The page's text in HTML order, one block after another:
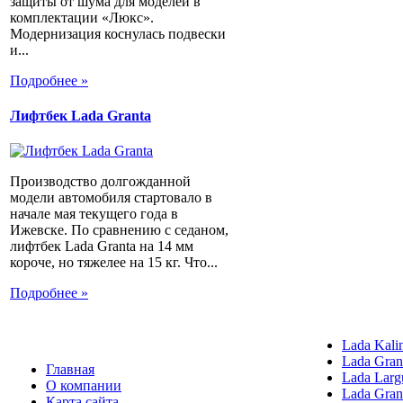
комплектации «Люкс».
Модернизация коснулась подвески
и...
Подробнее »
Лифтбек Lada Granta
Производство долгожданной
модели автомобиля стартовало в
начале мая текущего года в
Ижевске. По сравнению с седаном,
лифтбек Lada Granta на 14 мм
короче, но тяжелее на 15 кг. Что...
Подробнее »
Главная
О компании
Lada
Lada
Lada
Lada